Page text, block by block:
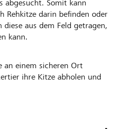
abgesucht. Somit kann
Rehkitze darin befinden oder
aus dem Feld getragen,
kann.
an einem sicheren Ort
ihre Kitze abholen und